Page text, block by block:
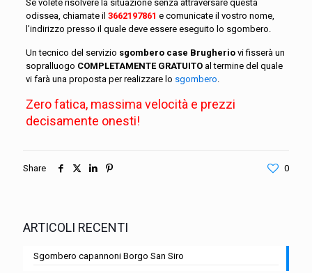
Se volete risolvere la situazione senza attraversare questa
odissea, chiamate il 3662197861 e comunicate il vostro nome,
l’indirizzo presso il quale deve essere eseguito lo sgombero.
Un tecnico del servizio sgombero case Brugherio vi fisserà un
sopralluogo COMPLETAMENTE GRATUITOal termine del quale
vi farà una proposta per realizzare lo sgombero.
Zero fatica, massima velocità e prezzi
decisamente onesti!
Share 0
ARTICOLI RECENTI
Sgombero capannoni Borgo San Siro